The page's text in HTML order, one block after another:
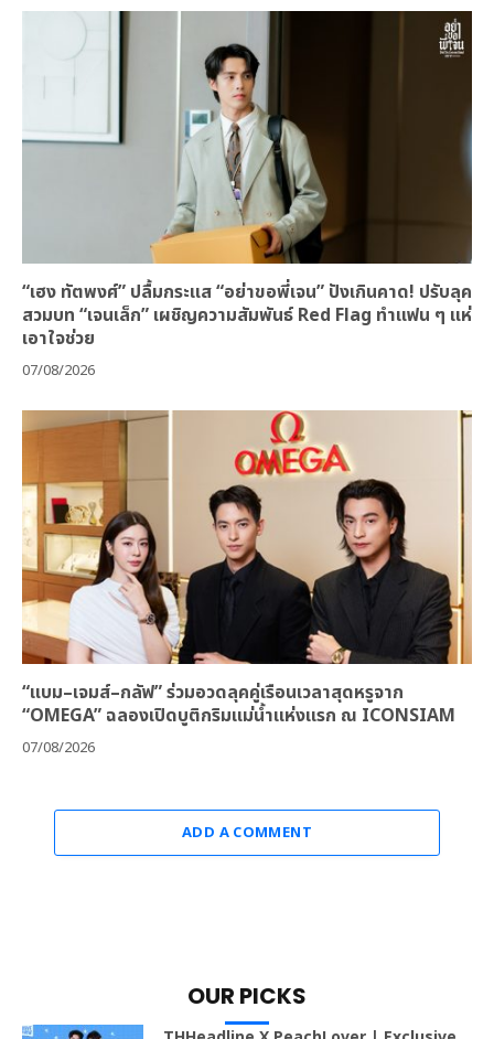
“เฮง ทัตพงศ์” ปลื้มกระแส “อย่าขอพี่เจน” ปังเกินคาด! ปรับลุค
สวมบท “เจนเล็ก” เผชิญความสัมพันธ์ Red Flag ทำแฟน ๆ แห่
เอาใจช่วย
07/08/2026
“แบม–เจมส์–กลัฟ” ร่วมอวดลุคคู่เรือนเวลาสุดหรูจาก
“OMEGA” ฉลองเปิดบูติกริมแม่น้ำแห่งแรก ณ ICONSIAM
07/08/2026
ADD A COMMENT
OUR PICKS